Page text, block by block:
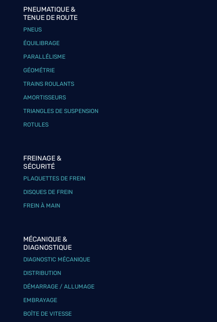
PNEUMATIQUE &
TENUE DE ROUTE
PNEUS
ÉQUILIBRAGE
PARALLÉLISME
GÉOMÉTRIE
TRAINS ROULANTS
AMORTISSEURS
TRIANGLES DE SUSPENSION
ROTULES
FREINAGE &
SÉCURITÉ
PLAQUETTES DE FREIN
DISQUES DE FREIN
FREIN À MAIN
MÉCANIQUE &
DIAGNOSTIQUE
DIAGNOSTIC MÉCANIQUE
DISTRIBUTION
DÉMARRAGE / ALLUMAGE
EMBRAYAGE
BOÎTE DE VITESSE